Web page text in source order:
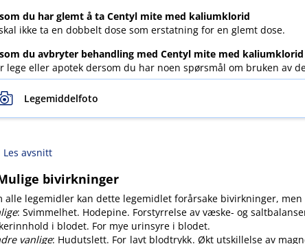
du har glemt å ta Centyl mite med kaliumklorid
ikke ta en dobbelt dose som erstatning for en glemt dose.
du avbryter behandling med Centyl mite med kaliumklorid
lege eller apotek dersom du har noen spørsmål om bruken av
Legemiddelfoto
Les avsnitt
bivirkninger
alle legemidler kan dette legemidlet forårsake bivirkninger,
: Svimmelhet. Hodepine. Forstyrrelse av væske- og
i blodet. For mye urinsyre i blodet.
vanlige: Hudutslett. For lavt blodtrykk. Økt utskillelse av